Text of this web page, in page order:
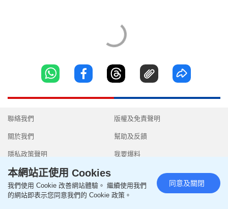
聯絡我們
關於我們
隱私政策聲明
使用條款
版權及免責聲明
幫助及反饋
我要爆料
本網站正使用 Cookies
我們使用 Cookie 改善網站體驗。 繼續使用我們
的網站即表示您同意我們的 Cookie 政策。
同意及關閉